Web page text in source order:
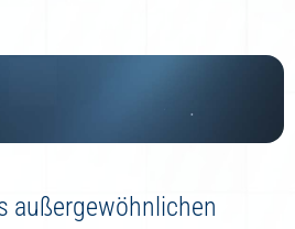
außergewöhnlichen